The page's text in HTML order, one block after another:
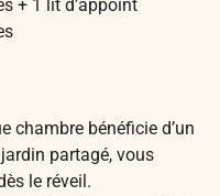
+ 1 lit d’appoint
chambre bénéficie d’un
partagé, vous
le réveil.